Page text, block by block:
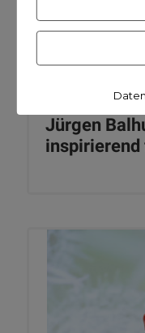
Jürgen
inspirierend